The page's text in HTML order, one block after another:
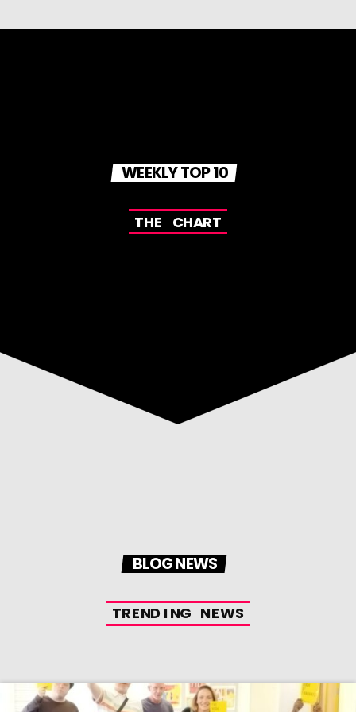
odnajdują się w realiach XXI wieku. Emisja - w co drugą
WEEKLY TOP 10
THE CHART
BLOG NEWS
TREND I NG NEWS